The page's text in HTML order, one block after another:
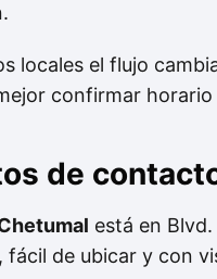
locales el flujo
confirmar
de
está en
fácil de ubicar y con